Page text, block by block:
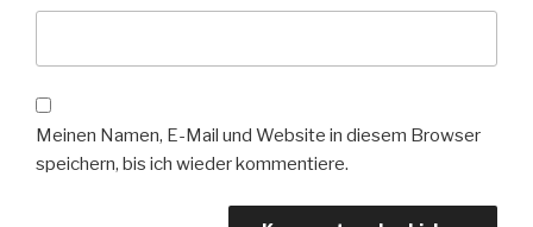
Meinen Namen, E-Mail und Website in diesem Browser
speichern, bis ich wieder kommentiere.